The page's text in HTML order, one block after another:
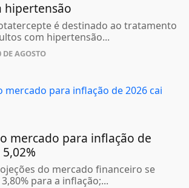
hipertensão
é destinado ao tratamento
com hipertensão...
DE AGOSTO
mercado para inflação de
do mercado financeiro se
para a inflação;...